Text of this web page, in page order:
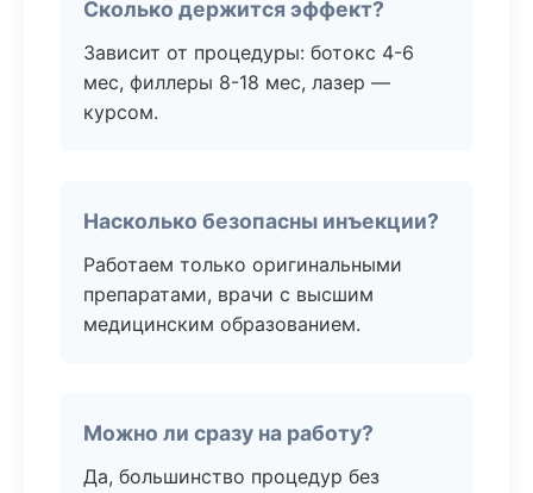
Сколько держится эффект?
Зависит от процедуры: ботокс 4-6
мес, филлеры 8-18 мес, лазер —
курсом.
Насколько безопасны инъекции?
Работаем только оригинальными
препаратами, врачи с высшим
медицинским образованием.
Можно ли сразу на работу?
Да, большинство процедур без